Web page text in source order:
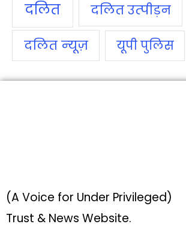
दलित दलित उत्‍पीड़न
दलित न्‍यूज़ यूपी पुलिस
(A Voice for Under Privileged)
Trust & News Website.